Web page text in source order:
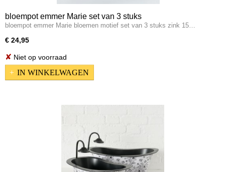
bloempot emmer Marie set van 3 stuks
bloempot emmer Marie bloemen motief set van 3 stuks zink 15…
€ 24,95
✘ Niet op voorraad
IN WINKELWAGEN